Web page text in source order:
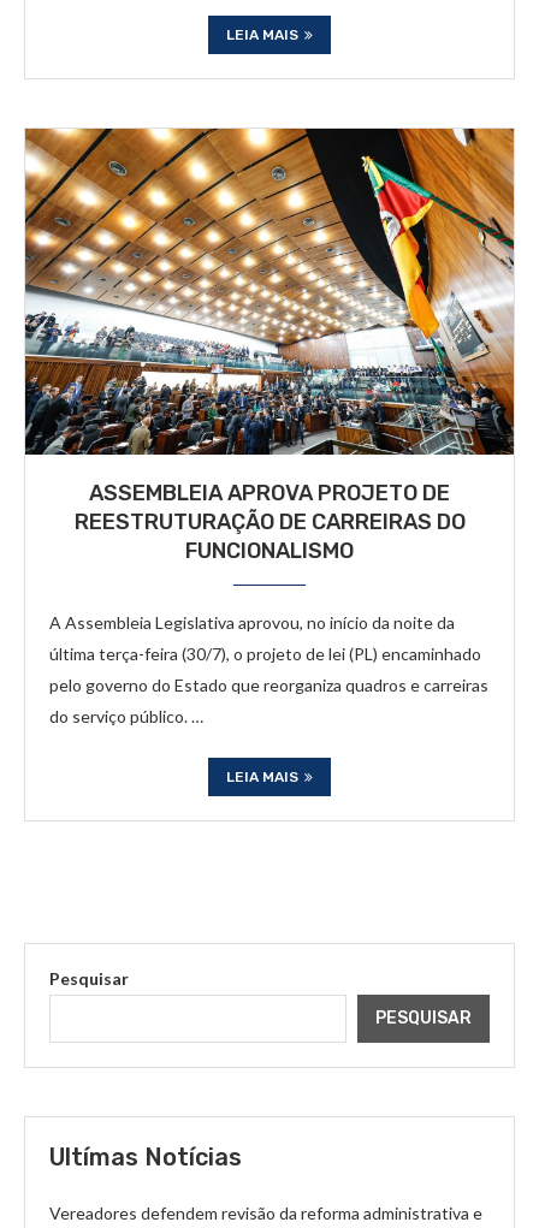
LEIA MAIS
ASSEMBLEIA APROVA PROJETO DE
REESTRUTURAÇÃO DE CARREIRAS DO
FUNCIONALISMO
A Assembleia Legislativa aprovou, no início da noite da
última terça-feira (30/7), o projeto de lei (PL) encaminhado
pelo governo do Estado que reorganiza quadros e carreiras
do serviço público. …
LEIA MAIS
Pesquisar
PESQUISAR
Ultímas Notícias
Vereadores defendem revisão da reforma administrativa e